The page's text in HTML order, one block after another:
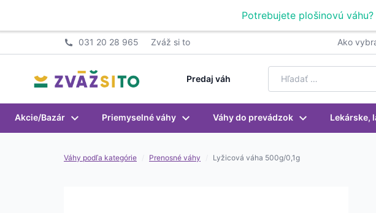
Potrebujete plošinovú
031 20 28 965 Zváž si to Ako
Predaj váh
Akcie/Bazár Priemyselné váhy Váhy do prevádzok Lekárske,
Váhy podľa kategórie Prenosné váhy Lyžicová váha 500g/0,1g